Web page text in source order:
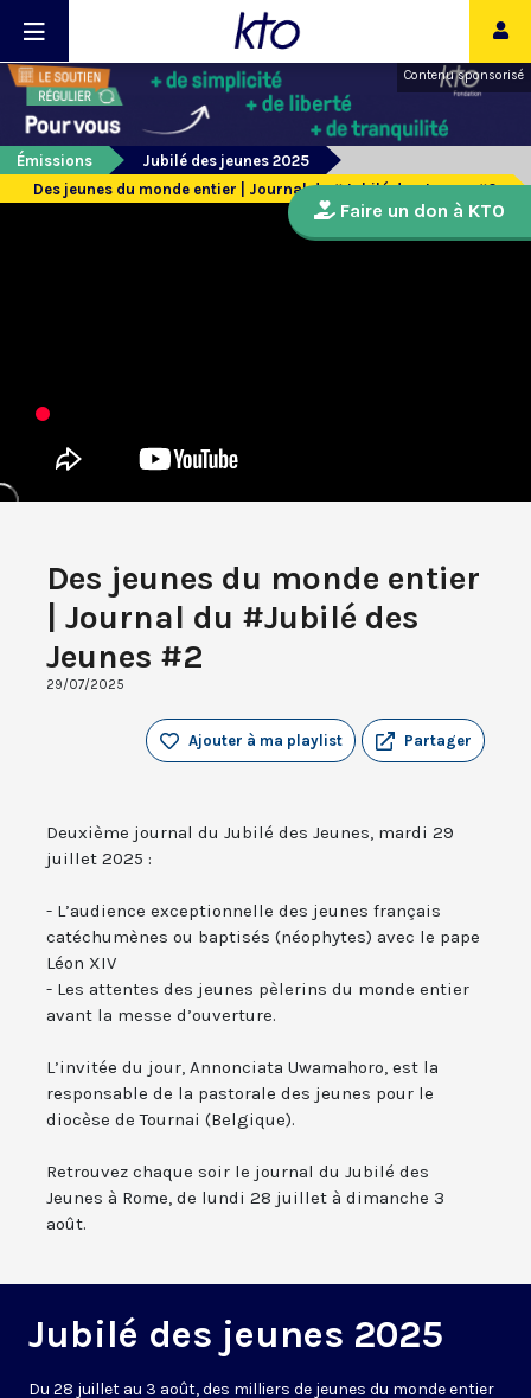
Contenu sponsorisé
Émissions
Jubilé des jeunes 2025
Des jeunes du monde entier | Journal du #Jubilé des Jeunes #2
Des jeunes du monde entier
| Journal du #Jubilé des
Jeunes #2
29/07/2025
Partager
Ajouter à ma playlist
Deuxième journal du Jubilé des Jeunes, mardi 29
juillet 2025 :
- L’audience exceptionnelle des jeunes français
catéchumènes ou baptisés (néophytes) avec le pape
Léon XIV
- Les attentes des jeunes pèlerins du monde entier
avant la messe d’ouverture.
L’invitée du jour, Annonciata Uwamahoro, est la
responsable de la pastorale des jeunes pour le
diocèse de Tournai (Belgique).
Retrouvez chaque soir le journal du Jubilé des
Jeunes à Rome, de lundi 28 juillet à dimanche 3
août.
Jubilé des jeunes 2025
Du 28 juillet au 3 août, des milliers de jeunes du monde entier
Faire un don à KTO